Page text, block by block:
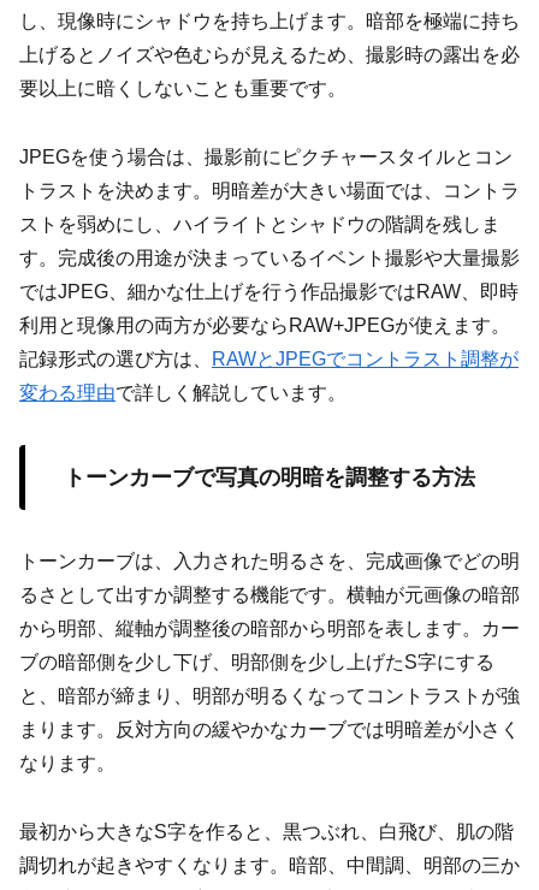
し、現像時にシャドウを持ち上げます。暗部を極端に持ち
上げるとノイズや色むらが見えるため、撮影時の露出を必
要以上に暗くしないことも重要です。
JPEGを使う場合は、撮影前にピクチャースタイルとコン
トラストを決めます。明暗差が大きい場面では、コントラ
ストを弱めにし、ハイライトとシャドウの階調を残しま
す。完成後の用途が決まっているイベント撮影や大量撮影
ではJPEG、細かな仕上げを行う作品撮影ではRAW、即時
利用と現像用の両方が必要ならRAW+JPEGが使えます。
記録形式の選び方は、
RAWとJPEGでコントラスト調整が
変わる理由で詳しく解説しています。
トーンカーブで写真の明暗を調整する方法
トーンカーブは、入力された明るさを、完成画像でどの明
るさとして出すか調整する機能です。横軸が元画像の暗部
から明部、縦軸が調整後の暗部から明部を表します。カー
ブの暗部側を少し下げ、明部側を少し上げたS字にする
と、暗部が締まり、明部が明るくなってコントラストが強
まります。反対方向の緩やかなカーブでは明暗差が小さく
なります。
最初から大きなS字を作ると、黒つぶれ、白飛び、肌の階
調切れが起きやすくなります。暗部、中間調、明部の三か